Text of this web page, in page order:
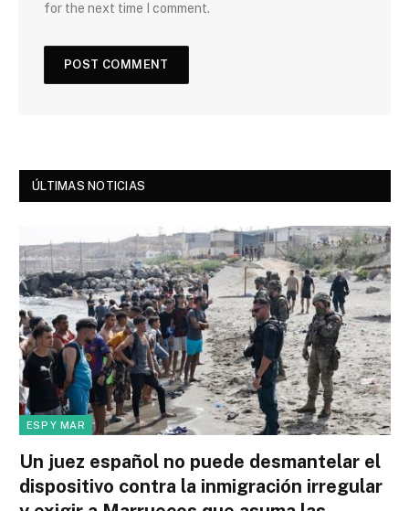
for the next time I comment.
ÚLTIMAS NOTICIAS
ESP Y MAR
Un juez español no puede desmantelar el
dispositivo contra la inmigración irregular